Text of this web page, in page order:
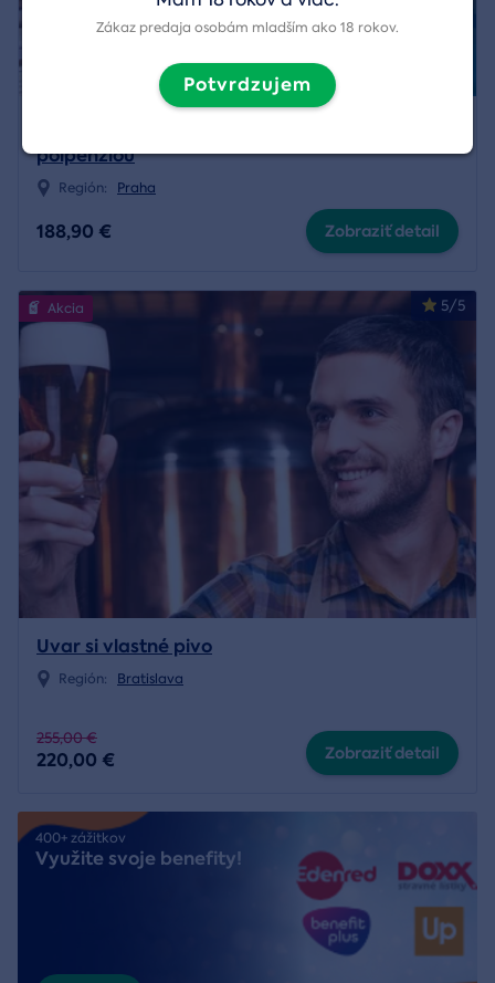
polpenziou
Región: Praha
188,90 € Zobraziť detail
5/5
Akcia
Uvar si vlastné pivo
Región: Bratislava
255,00 €
220,00 € Zobraziť detail
400+ zážitkov
Využite svoje benefity!
Zákaz predaja osobám mladším ako 18 rokov.
Potvrdzujem